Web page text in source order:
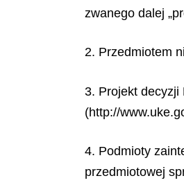
zwanego dalej
2. Przedmiotem
3. Projekt decyzji
(http://
4. Podmioty
przedmiotowej